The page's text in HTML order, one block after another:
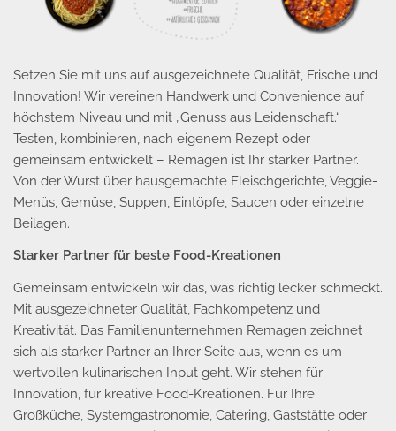
Setzen Sie mit uns auf ausgezeichnete Qualität, Frische und
Innovation! Wir vereinen Handwerk und Convenience auf
höchstem Niveau und mit „Genuss aus Leidenschaft.“
Testen, kombinieren, nach eigenem Rezept oder
gemeinsam entwickelt – Remagen ist Ihr starker Partner.
Von der Wurst über hausgemachte Fleischgerichte, Veggie-
Menüs, Gemüse, Suppen, Eintöpfe, Saucen oder einzelne
Beilagen.
Starker Partner für beste Food-Kreationen
Gemeinsam entwickeln wir das, was richtig lecker schmeckt.
Mit ausgezeichneter Qualität, Fachkompetenz und
Kreativität. Das Familienunternehmen Remagen zeichnet
sich als starker Partner an Ihrer Seite aus, wenn es um
wertvollen kulinarischen Input geht. Wir stehen für
Innovation, für kreative Food-Kreationen. Für Ihre
Großküche, Systemgastronomie, Catering, Gaststätte oder